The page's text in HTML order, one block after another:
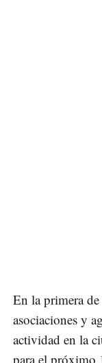
En la primera
asociaciones y
actividad en la
para el próximo